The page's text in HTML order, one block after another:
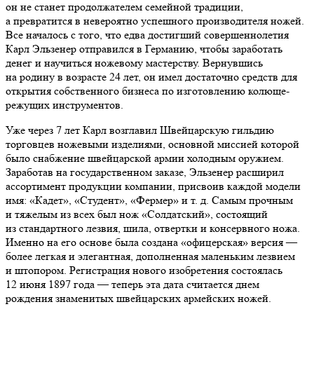
он не станет продолжателем семейной традиции,
а превратится в невероятно успешного производителя ножей.
Все началось с того, что едва достигший совершеннолетия
Карл Эльзенер отправился в Германию, чтобы заработать
денег и научиться ножевому мастерству. Вернувшись
на родину в возрасте 24 лет, он имел достаточно средств для
открытия собственного бизнеса по изготовлению колюще-
режущих инструментов.
Уже через 7 лет Карл возглавил Швейцарскую гильдию
торговцев ножевыми изделиями, основной миссией которой
было снабжение швейцарской армии холодным оружием.
Заработав на государственном заказе, Эльзенер расширил
ассортимент продукции компании, присвоив каждой модели
имя: «Кадет», «Студент», «Фермер» и т. д. Самым прочным
и тяжелым из всех был нож «Солдатский», состоящий
из стандартного лезвия, шила, отвертки и консервного ножа.
Именно на его основе была создана «офицерская» версия —
более легкая и элегантная, дополненная маленьким лезвием
и штопором. Регистрация нового изобретения состоялась
12 июня 1897 года — теперь эта дата считается днем
рождения знаменитых швейцарских армейских ножей.